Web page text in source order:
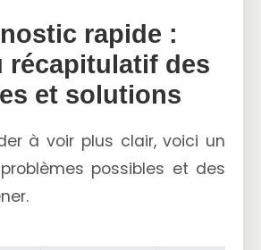
rapide :
récapitulatif des
et solutions
à voir plus clair, voici un
possibles et des